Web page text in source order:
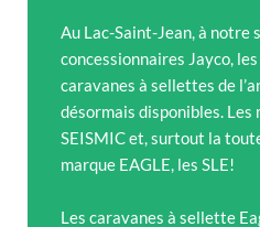
Au Lac-Saint-Jean, à notre
concessionnaires Jayco,
caravanes à sellettes de
désormais disponibles. Les
SEISMIC et, surtout la
marque EAGLE, les SLE!
Les caravanes à sellette